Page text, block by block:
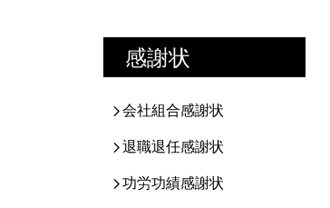
感謝状
会社組合感謝状
退職退任感謝状
功労功績感謝状